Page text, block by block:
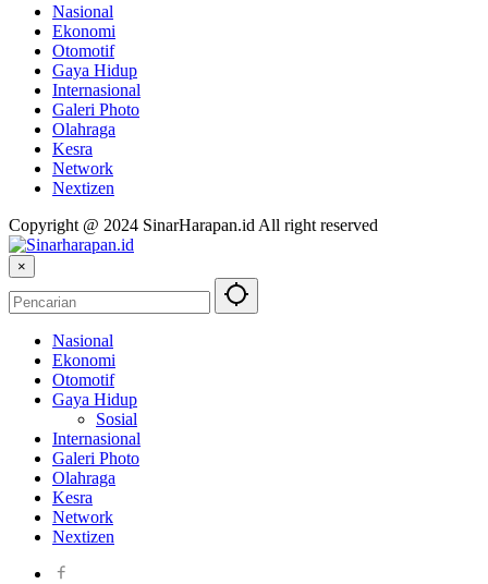
Nasional
Ekonomi
Otomotif
Gaya Hidup
Internasional
Galeri Photo
Olahraga
Kesra
Network
Nextizen
Copyright @ 2024 SinarHarapan.id All right reserved
×
Nasional
Ekonomi
Otomotif
Gaya Hidup
Sosial
Internasional
Galeri Photo
Olahraga
Kesra
Network
Nextizen